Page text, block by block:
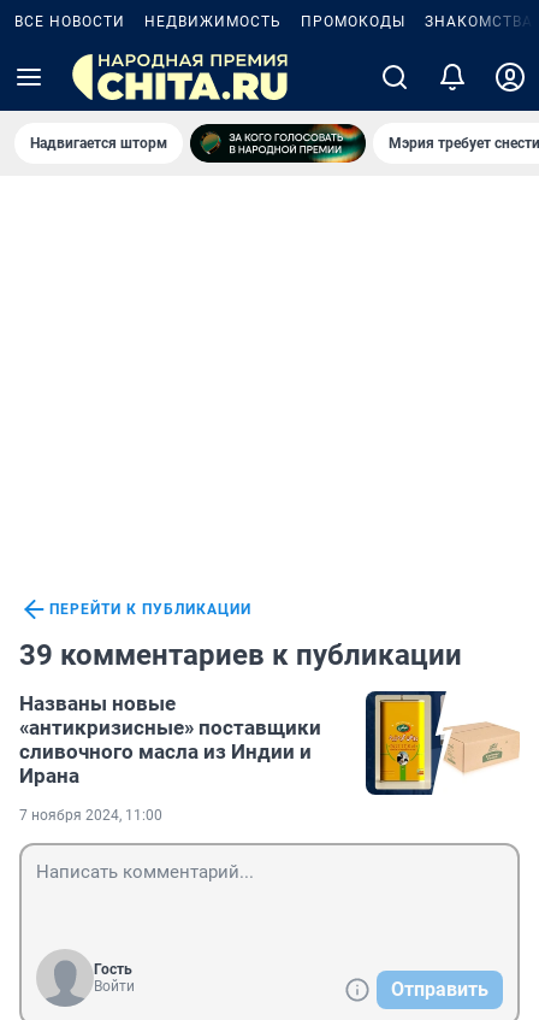
ВСЕ НОВОСТИ НЕДВИЖИМОСТЬ ПРОМОКОДЫ ЗНАКОМСТВА
Надвигается шторм Мэрия требует
ПЕРЕЙТИ К ПУБЛИКАЦИИ
39 комментариев к публикации
Названы новые
«антикризисные» поставщики
сливочного масла из Индии и
Ирана
7 ноября 2024, 11:00
Гость
Войти
Отправить